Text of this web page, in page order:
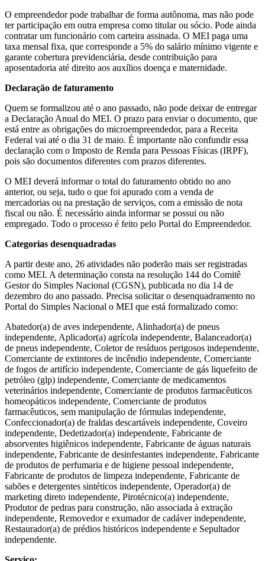
O empreendedor pode trabalhar de forma autônoma, mas não pode
ter participação em outra empresa como titular ou sócio. Pode ainda
contratar um funcionário com carteira assinada. O MEI paga uma
taxa mensal fixa, que corresponde a 5% do salário mínimo vigente e
garante cobertura previdenciária, desde contribuição para
aposentadoria até direito aos auxílios doença e maternidade.
Declaração de faturamento
Quem se formalizou até o ano passado, não pode deixar de entregar
a Declaração Anual do MEI. O prazo para enviar o documento, que
está entre as obrigações do microempreendedor, para a Receita
Federal vai até o dia 31 de maio. É importante não confundir essa
declaração com o Imposto de Renda para Pessoas Físicas (IRPF),
pois são documentos diferentes com prazos diferentes.
O MEI deverá informar o total do faturamento obtido no ano
anterior, ou seja, tudo o que foi apurado com a venda de
mercadorias ou na prestação de serviços, com a emissão de nota
fiscal ou não. É necessário ainda informar se possui ou não
empregado. Todo o processo é feito pelo Portal do Empreendedor.
Categorias desenquadradas
A partir deste ano, 26 atividades não poderão mais ser registradas
como MEI. A determinação consta na resolução 144 do Comitê
Gestor do Simples Nacional (CGSN), publicada no dia 14 de
dezembro do ano passado. Precisa solicitar o desenquadramento no
Portal do Simples Nacional o MEI que está formalizado como:
Abatedor(a) de aves independente, Alinhador(a) de pneus
independente, Aplicador(a) agrícola independente, Balanceador(a)
de pneus independente, Coletor de resíduos perigosos independente,
Comerciante de extintores de incêndio independente, Comerciante
de fogos de artifício independente, Comerciante de gás liquefeito de
petróleo (glp) independente, Comerciante de medicamentos
veterinários independente, Comerciante de produtos farmacêuticos
homeopáticos independente, Comerciante de produtos
farmacêuticos, sem manipulação de fórmulas independente,
Confeccionador(a) de fraldas descartáveis independente, Coveiro
independente, Dedetizador(a) independente, Fabricante de
absorventes higiênicos independente, Fabricante de águas naturais
independente, Fabricante de desinfestantes independente, Fabricante
de produtos de perfumaria e de higiene pessoal independente,
Fabricante de produtos de limpeza independente, Fabricante de
sabões e detergentes sintéticos independente, Operador(a) de
marketing direto independente, Pirotécnico(a) independente,
Produtor de pedras para construção, não associada à extração
independente, Removedor e exumador de cadáver independente,
Restaurador(a) de prédios históricos independente e Sepultador
independente.